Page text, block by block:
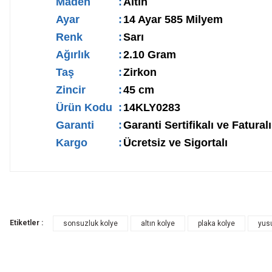
Ayar
: 14 Ayar 585 Milyem
Renk
:Sarı
Ağırlık
:2.10 Gram
Taş
:Zirkon
Zincir
:45 cm
Ürün Kodu : 14KLY0283
Garanti
:Garanti Sertifikalı ve Faturalı
Kargo
: Ücretsiz ve Sigortalı
Etiketler : sonsuzluk kolye altın kolye plaka kolye